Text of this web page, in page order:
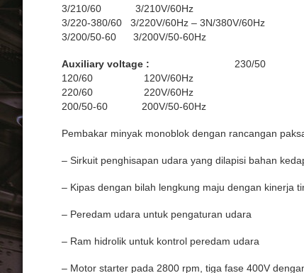
3/210/60 3/210V/60Hz
3/220-380/60 3/220V/60Hz – 3N/380V/60Hz
3/200/50-60 3/200V/50-60Hz
Auxiliary voltage : 230/50
120/60 120V/60Hz
220/60 220V/60Hz
200/50-60 200V/50-60Hz
Pembakar minyak monoblok dengan rancangan
– Sirkuit penghisapan udara yang dilapisi bahan
– Kipas dengan bilah lengkung maju dengan kinerja
– Peredam udara untuk pengaturan udara
– Ram hidrolik untuk kontrol peredam udara
– Motor starter pada 2800 rpm, tiga fase 400V